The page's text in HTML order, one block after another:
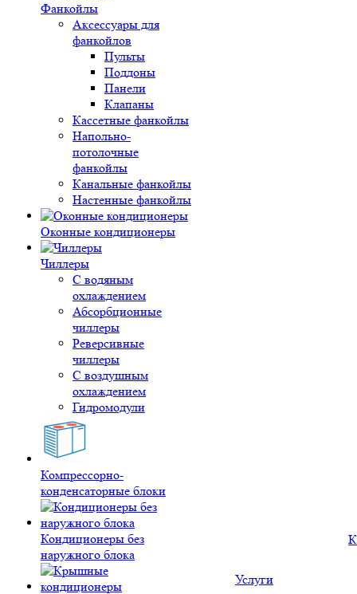
Фанкойлы
Аксессуары для
фанкойлов
Пульты
Поддоны
Панели
Клапаны
Кассетные фанкойлы
Напольно-
потолочные
фанкойлы
Канальные фанкойлы
Настенные фанкойлы
Оконные кондиционеры
Чиллеры
С водяным
охлаждением
Абсорбционные
чиллеры
Реверсивные
чиллеры
С воздушным
охлаждением
Гидромодули
Компрессорно-
конденсаторные блоки
Кондиционеры без
наружного блока
Услуги